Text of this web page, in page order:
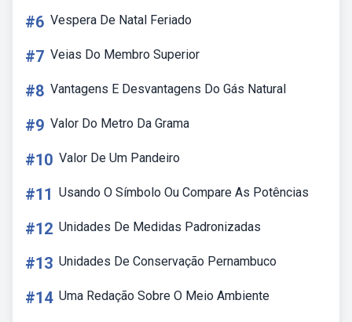
#6 Vespera De Natal Feriado
#7 Veias Do Membro Superior
#8 Vantagens E Desvantagens Do Gás Natural
#9 Valor Do Metro Da Grama
#10 Valor De Um Pandeiro
#11 Usando O Símbolo Ou Compare As Potências
#12 Unidades De Medidas Padronizadas
#13 Unidades De Conservação Pernambuco
#14 Uma Redação Sobre O Meio Ambiente